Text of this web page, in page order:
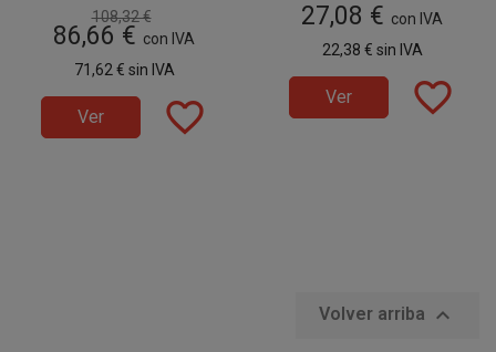
de 35gr. Resistentes, prácticas
y con diseño kraft. Perfectas
para churrerías y
cafeterías. Caja de 1000
unidades, distribuidas en 4
paquetes de 250 unidades.
108,32 €
86,66 € con IVA
71,62 € sin IVA
Ver favorite_border
de 35gr. Resistentes, higiénicas
y con diseño kraft. Perfectas
para churrerías y cafeterías.
Pack de 250 unidades.
27,08 € con IVA
22,38 € sin IVA
Ver favorite_border
Volver arriba 